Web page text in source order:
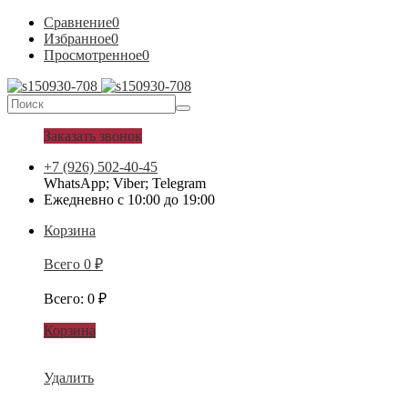
Сравнение0
Избранное0
Просмотренное0
Заказать звонок
+7 (926) 502-40-45
WhatsApp; Viber; Telegram
Ежедневно с 10:00 до 19:00
Корзина
Всего 0 ₽
Всего: 0 ₽
Корзина
Удалить